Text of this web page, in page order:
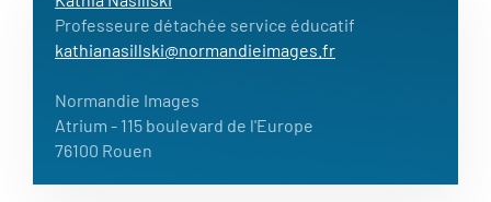
Professeure détachée service éducatif
kathianasillski@normandieimages.fr
Normandie Images
Atrium - 115 boulevard de l'Europe
76100 Rouen